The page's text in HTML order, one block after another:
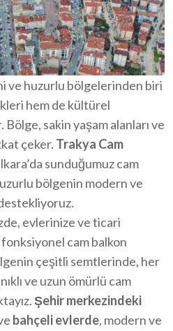
ve huzurlu bölgelerinden biri
hem de kültürel
sakin yaşam alanları ve
çeker. Trakya Cam
sunduğumuz cam
bölgenin modern ve
evlerinize ve ticari
cam balkon
çeşitli semtlerinde, her
ve uzun ömürlü cam
Şehir merkezindeki
bahçeli evlerde, modern ve